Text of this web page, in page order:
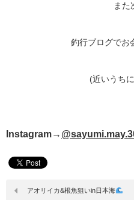
また
釣行ブログでお
(近いうち
Instagram→
アオリイカ&根魚狙いin日本海